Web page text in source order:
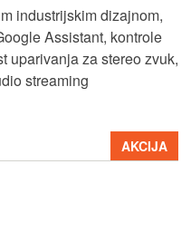
industrijskim dizajnom,
Assistant, kontrole
uparivanja za stereo zvuk,
streaming
AKCIJA